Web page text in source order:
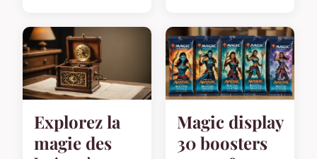
Explorez la
magie des
Magic display
30 boosters